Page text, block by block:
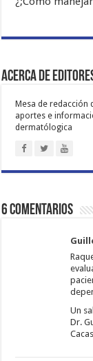
Acerca de
Mesa de redacción
aportes e
dermatólogica
6 comentarios
Un
Dr.